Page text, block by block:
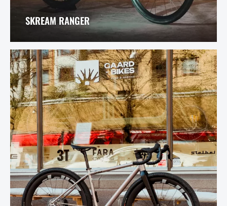
SKREAM RANGER